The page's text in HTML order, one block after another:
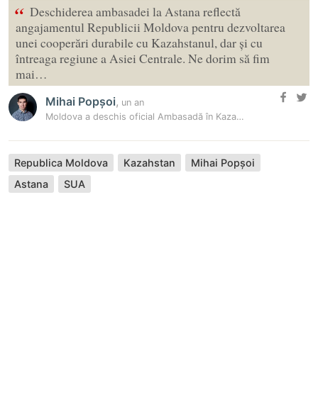
“ Deschiderea ambasadei la Astana reflectă
angajamentul Republicii Moldova pentru dezvoltarea
unei cooperări durabile cu Kazahstanul, dar și cu
întreaga regiune a Asiei Centrale. Ne dorim să fim
mai…
Mihai Popșoi, un an
Moldova a deschis oficial Ambasadă în Kazahstan – Noua misiune…
Republica Moldova Kazahstan
Mihai Popșoi
Astana
SUA